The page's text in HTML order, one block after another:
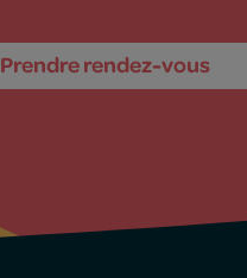
Prendre rendez-vous